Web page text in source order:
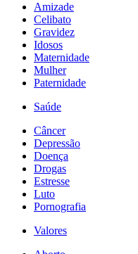
Amizade
Celibato
Gravidez
Idosos
Maternidade
Mulher
Paternidade
Saúde
Câncer
Depressão
Doença
Drogas
Estresse
Luto
Pornografia
Valores